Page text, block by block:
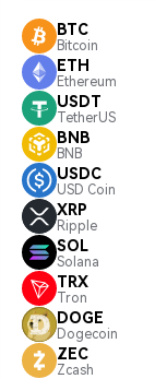
BTC
Bitcoin
ETH
Ethereum
USDT
TetherUS
BNB
BNB
USDC
USD Coin
XRP
Ripple
SOL
Solana
TRX
Tron
DOGE
Dogecoin
ZEC
Zcash